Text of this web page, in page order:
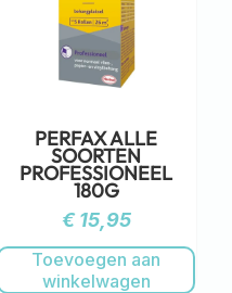
PERFAX ALLE
SOORTEN
PROFESSIONEEL
180G
€15,95
Toevoegen aan
winkelwagen